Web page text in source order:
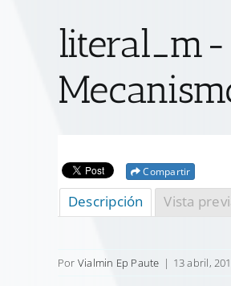
literal_m-
Compartir
Descripción Vista
Por Vialmin Ep Paute | 13 abril,